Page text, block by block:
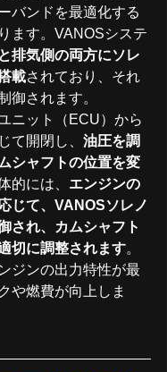
バンドを最適化する
ます。VANOSシステ
排気側の両方にソレ
載されており、それ
御されます。
ニット（ECU）から
て開閉し、 油圧を調
シャフトの位置を変
的には、 エンジンの
じて、VANOSソレノ
され、カムシャフト
切に調整されます。
ジンの出力特性が最
や燃費が向上しま